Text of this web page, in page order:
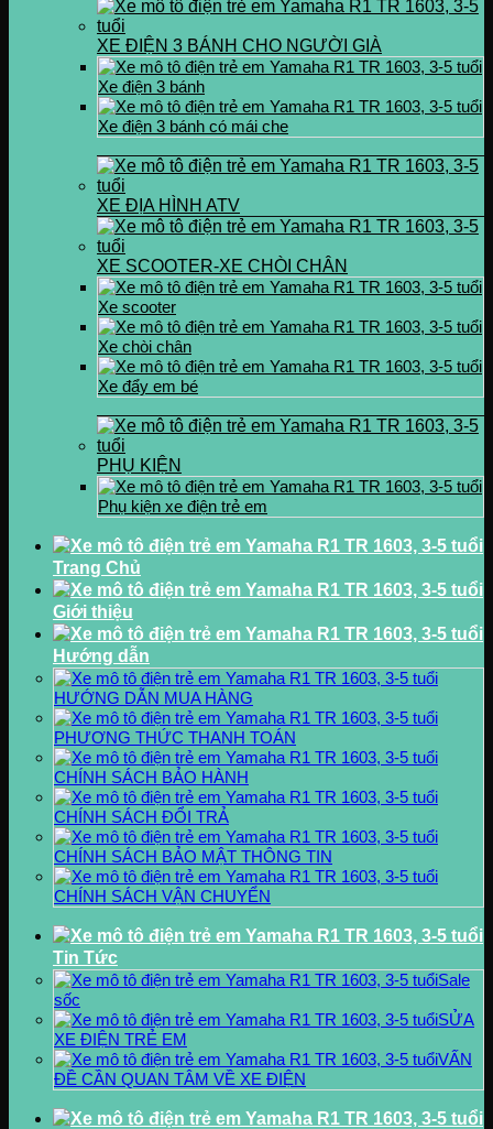
XE ĐIỆN 3 BÁNH CHO NGƯỜI GIÀ
Xe điện 3 bánh
Xe điện 3 bánh có mái che
XE ĐỊA HÌNH ATV
XE SCOOTER-XE CHÒI CHÂN
Xe scooter
Xe chòi chân
Xe đẩy em bé
PHỤ KIỆN
Phụ kiện xe điện trẻ em
Trang Chủ
Giới thiệu
Hướng dẫn
HƯỚNG DẪN MUA HÀNG
PHƯƠNG THỨC THANH TOÁN
CHÍNH SÁCH BẢO HÀNH
CHÍNH SÁCH ĐỔI TRẢ
CHÍNH SÁCH BẢO MẬT THÔNG TIN
CHÍNH SÁCH VẬN CHUYỂN
Tin Tức
Sale
sốc
SỬA
XE ĐIỆN TRẺ EM
VẤN
ĐỀ CẦN QUAN TÂM VỀ XE ĐIỆN